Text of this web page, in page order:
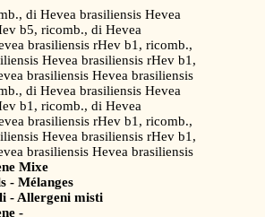
di Hevea brasiliensis Hevea
b5, ricomb., di Hevea
brasiliensis rHev b1, ricomb.,
Hevea brasiliensis rHev b1,
brasiliensis Hevea brasiliensis
di Hevea brasiliensis Hevea
b1, ricomb., di Hevea
brasiliensis rHev b1, ricomb.,
Hevea brasiliensis rHev b1,
brasiliensis Hevea brasiliensis
Mixe
- Mélanges
- Allergeni misti
-